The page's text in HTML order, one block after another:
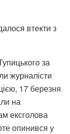
втекти з
за
журналісти
17 березня
на
ексголова
опинився у